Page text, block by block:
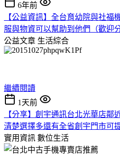
6年前
【公益資訊】全台育幼院與社福
服與物資可以幫助到他們（歡迎分
公益文章 生活綜合
繼續閱讀
1天前
【分享】創宇通訊台北光華店鄰
清楚選擇多還有全省創宇門市可
實用資訊 數位生活